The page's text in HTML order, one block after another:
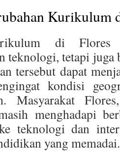
Kurikulum
di
teknologi, tetapi juga
tersebut dapat
kondisi
Masyarakat
menghadapi
teknologi dan
yang memadai.